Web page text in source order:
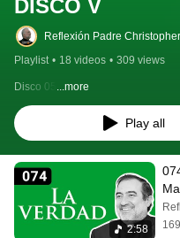
DISCO V
Reflexión Padre
Playlist • 18 videos • 309 views
Disco 05 ...more
Play all
2:58